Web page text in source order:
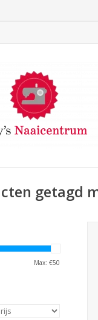
getagd
Max: €50